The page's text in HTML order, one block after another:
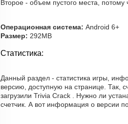
Второе - объем пустого места, потому
Операционная система: Android 6+
Размер: 292MB
Статистика:
Данный раздел - статистика игры,
версию, доступную на странице. Так,
загрузили Trivia Crack . Нужно ли
счетчик. А вот информация о версии